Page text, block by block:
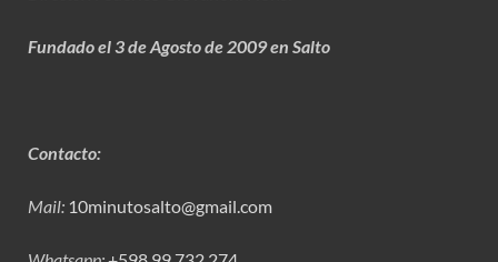
Fundado el 3 de Agosto de 2009 en Salto
Contacto:
Mail: 10minutosalto@gmail.com